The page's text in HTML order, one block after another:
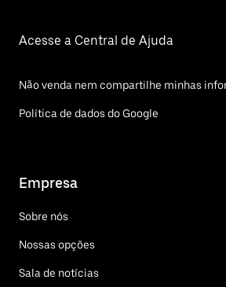
Acesse a Central de Ajuda
Não venda nem compartilhe minhas
Política de dados do Google
Empresa
Sobre nós
Nossas opções
Sala de notícias